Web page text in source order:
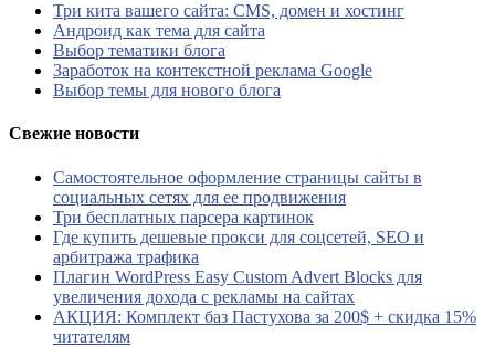
Три кита вашего сайта: CMS, домен и хостинг
Андроид как тема для сайта
Выбор тематики блога
Заработок на контекстной реклама Google
Выбор темы для нового блога
Свежие новости
Самостоятельное оформление страницы сайты в
социальных сетях для ее продвижения
Три бесплатных парсера картинок
Где купить дешевые прокси для соцсетей, SEO и
арбитража трафика
Плагин WordPress Easy Custom Advert Blocks для
увеличения дохода с рекламы на сайтах
АКЦИЯ: Комплект баз Пастухова за 200$ + скидка 15%
читателям